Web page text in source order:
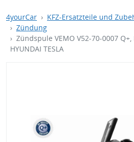
4yourCar KFZ-Ersatzteile und
Zündung
Zündspule VEMO V52-70-0007
HYUNDAI TESLA